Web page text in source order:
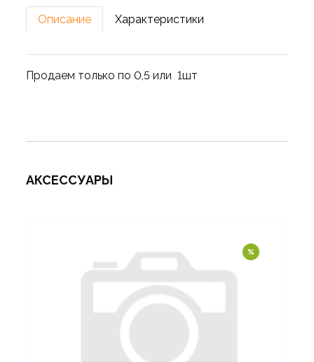
Описание Характеристики
Продаем только по 0,5 или 1шт
АКСЕССУАРЫ